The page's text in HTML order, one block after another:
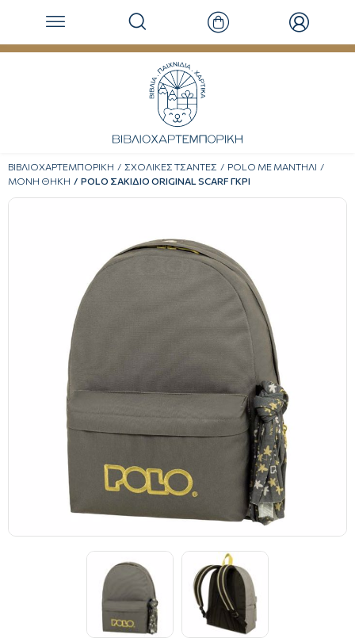
ΒΙΒΛΙΟΧΑΡΤΕΜΠΟΡΙΚΗ ΣΧΟΛΙΚΕΣ ΤΣΑΝΤΕΣ
POLO ΜΕ ΜΑΝΤΗΛΙ
ΜΟΝΗ ΘΗΚΗ
POLO ΣΑΚΙΔΙΟ ORIGINAL SCARF ΓΚΡΙ